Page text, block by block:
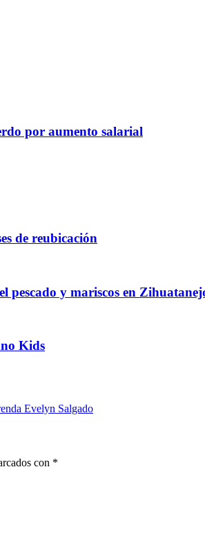
por aumento salarial
de reubicación
pescado y mariscos en
Kids
Evelyn Salgado
con *